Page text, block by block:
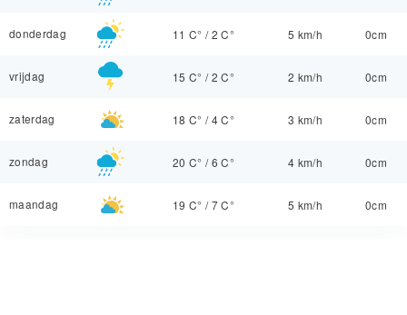
donderdag 11 C° / 2 C° 5 km/h 0cm
vrijdag 15 C° / 2 C° 2 km/h 0cm
zaterdag 18 C° / 4 C° 3 km/h 0cm
zondag 20 C° / 6 C° 4 km/h 0cm
maandag 19 C° / 7 C° 5 km/h 0cm